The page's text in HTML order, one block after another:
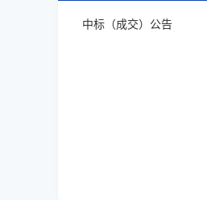
中标（成交）公告